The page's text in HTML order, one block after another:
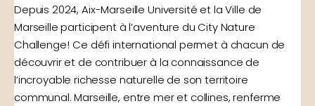
Depuis 2024, Aix-Marseille Université et la Ville de
Marseille participent à l’aventure du City Nature
Challenge ! Ce défi international permet à chacun de
découvrir et de contribuer à la connaissance de
l’incroyable richesse naturelle de son territoire
communal. Marseille, entre mer et collines, renferme